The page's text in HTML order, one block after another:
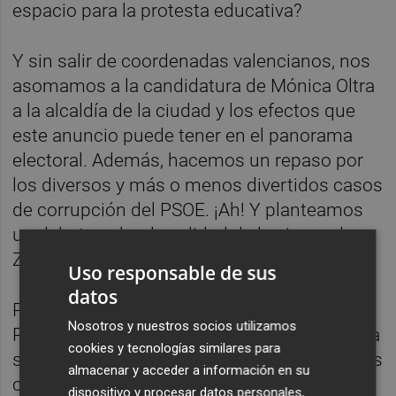
espacio para la protesta educativa?
Y sin salir de coordenadas valencianos, nos
asomamos a la candidatura de Mónica Oltra
a la alcaldía de la ciudad y los efectos que
este anuncio puede tener en el panorama
electoral. Además, hacemos un repaso por
los diversos y más o menos divertidos casos
de corrupción del PSOE. ¡Ah! Y planteamos
un debate sobre la calidad de las joyas de
Zapatero.
Por supuesto, esta semana en La Paella
Rusa tenemos una entrega nueva de nuestra
sección Psoeizados. En este caso, contamos
con dos propuestas y, en ambos casos, ¡hay
Uso responsable de sus
datos
Nosotros y nuestros socios utilizamos
cookies y tecnologías similares para
almacenar y acceder a información en su
dispositivo y procesar datos personales,